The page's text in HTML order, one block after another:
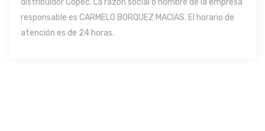
distribuidor Copec. La razón social o nombre de la empresa
responsable es CARMELO BORQUEZ MACIAS. El horario de
atención es de 24 horas.